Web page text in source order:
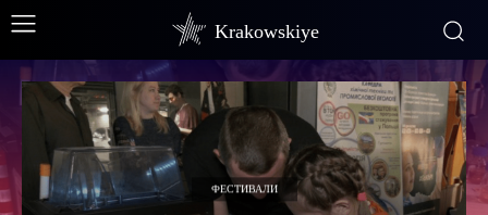
Krakowskiye
ФЕСТИВАЛИ